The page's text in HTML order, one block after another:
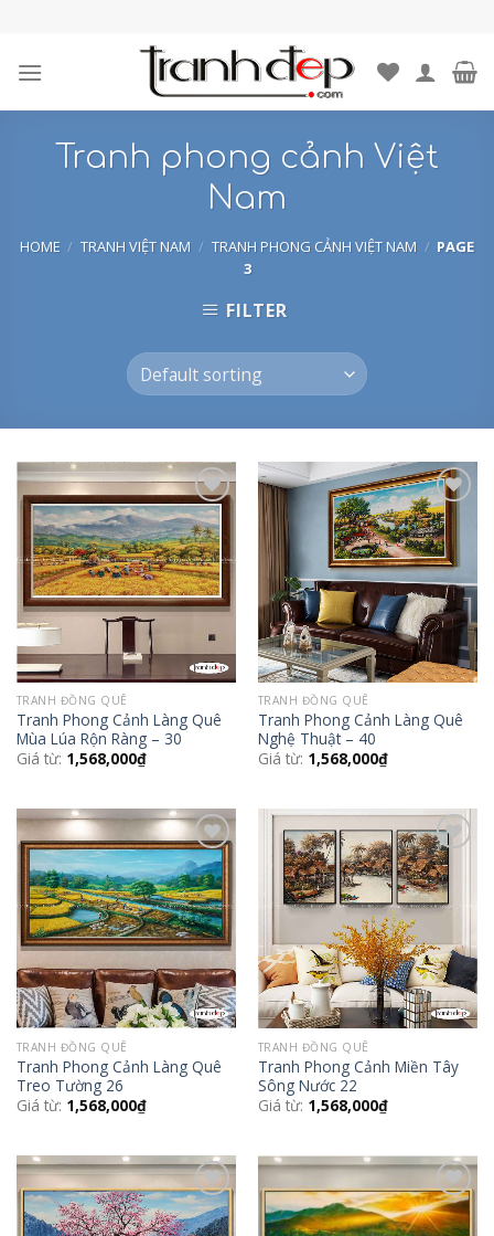
content
Tranh phong cảnh Việt
Nam
HOME / TRANH VIỆT NAM / TRANH PHONG CẢNH VIỆT NAM / PAGE
3
FILTER
Add to
Wishlist
TRANH ĐỒNG QUÊ
Tranh Phong Cảnh Làng Quê
Mùa Lúa Rộn Ràng – 30
Giá từ: 1,568,000₫
Add to
Wishlist
TRANH ĐỒNG QUÊ
Tranh Phong Cảnh Làng Quê
Nghệ Thuật – 40
Giá từ: 1,568,000₫
Add to
Wishlist
TRANH ĐỒNG QUÊ
Tranh Phong Cảnh Làng Quê
Treo Tường 26
Giá từ: 1,568,000₫
Add to
Wishlist
TRANH ĐỒNG QUÊ
Tranh Phong Cảnh Miền Tây
Sông Nước 22
Giá từ: 1,568,000₫
Add to
Wishlist
Add to
Wishlist